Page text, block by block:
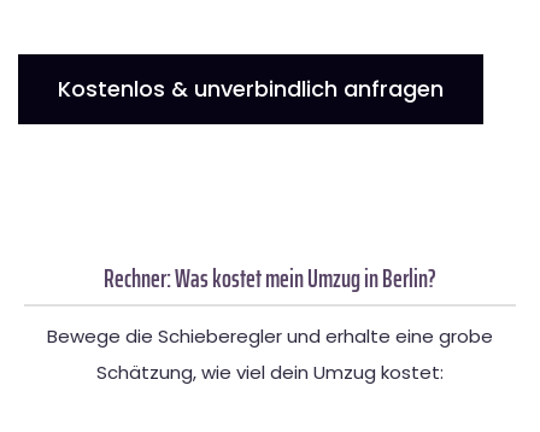
Kostenlos & unverbindlich anfragen
Rechner: Was kostet mein Umzug in Berlin?
Bewege die Schieberegler und erhalte eine grobe
Schätzung, wie viel dein Umzug kostet: